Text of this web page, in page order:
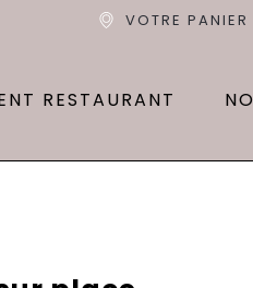
VOTRE PANIER
RESTAURANT